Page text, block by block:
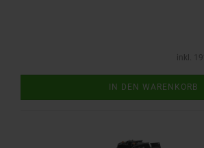
inkl.
IN DEN WARENKORB